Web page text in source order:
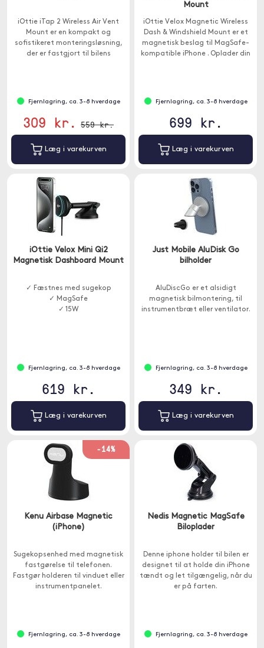
iOttie iTap 2 Wireless Air Vent
Mount er en kompakt og
sofistikeret monteringsløsning,
der er fastgjort til bilens
Fjernlagring, ca. 3-8 hverdage
309 kr. 559 kr.
Læg i varekurven
Mount
iOttie Velox Magnetic Wireless
Dash & Windshield Mount er et
magnetisk beslag til MagSafe-
kompatible iPhone . Oplader din
Fjernlagring, ca. 3-8 hverdage
699 kr.
Læg i varekurven
iOttie Velox Mini Qi2
Magnetisk Dashboard Mount
✓ Fæstnes med sugekop
✓ MagSafe
✓ 15W
Fjernlagring, ca. 3-8 hverdage
619 kr.
Læg i varekurven
Just Mobile AluDisk Go
bilholder
AluDiscGo er et alsidigt
magnetisk bilmontering, til
instrumentbræt eller ventilator.
Fjernlagring, ca. 3-8 hverdage
349 kr.
Læg i varekurven
-14%
Kenu Airbase Magnetic
(iPhone)
Sugekopsenhed med magnetisk
fastgørelse til telefonen.
Fastgør holderen til vinduet eller
instrumentpanelet.
Fjernlagring, ca. 3-8 hverdage
Nedis Magnetic MagSafe
Biloplader
Denne iphone holder til bilen er
designet til at holde din iPhone
tændt og let tilgængelig, når du
er på farten.
Fjernlagring, ca. 3-8 hverdage